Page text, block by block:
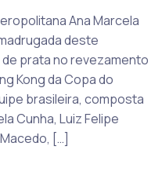
Ana Marcela
deste
prata no revezamento
Kong da Copa do
brasileira, composta
Cunha, Luiz Felipe
[…]